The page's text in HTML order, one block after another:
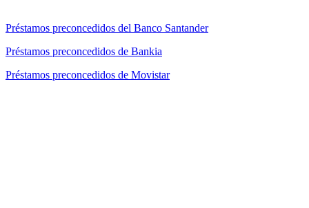
Préstamos preconcedidos del Banco Santander
Préstamos preconcedidos de Bankia
Préstamos preconcedidos de Movistar